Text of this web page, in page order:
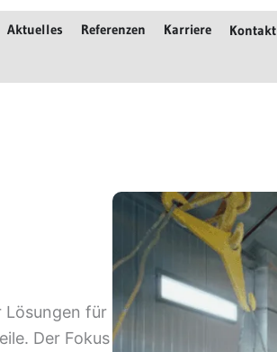
Lufttechnik
Aktuelles Referenzen Karriere Kontakt
Lösungen für
Der Fokus